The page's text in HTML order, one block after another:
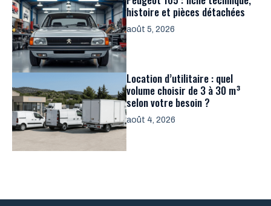
histoire et pièces détachées
août 5, 2026
Location d’utilitaire : quel
volume choisir de 3 à 30 m³
selon votre besoin ?
août 4, 2026